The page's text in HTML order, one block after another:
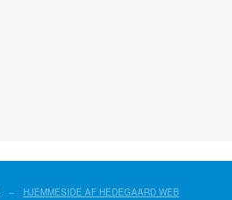
– HJEMMESIDE AF HEDEGAARD WEB